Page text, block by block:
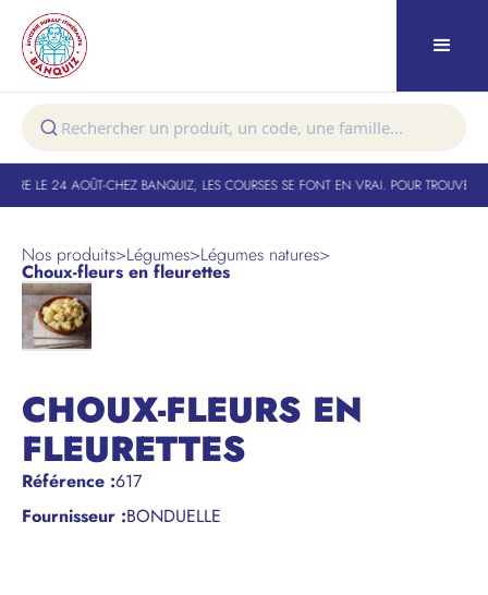
LE 24 AOÛT-CHEZ BANQUIZ, LES COURSES SE FONT EN VRAI. POUR TROUVER
Nos produits>Légumes>Légumes natures>
Choux-fleurs en fleurettes
CHOUX-FLEURS EN
FLEURETTES
Référence :617
Fournisseur :BONDUELLE